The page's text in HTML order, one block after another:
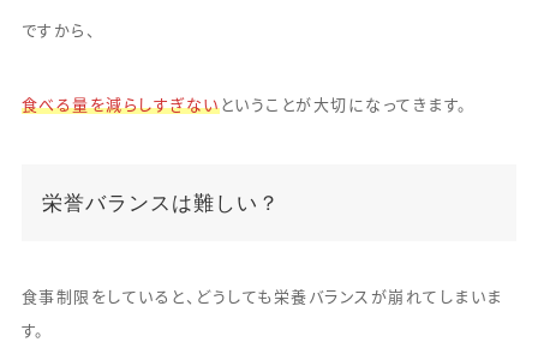
ですから、
食べる量を減らしすぎないということが大切になってきます。
栄誉バランスは難しい？
食事制限をしていると、どうしても栄養バランスが崩れてしまいま
す。